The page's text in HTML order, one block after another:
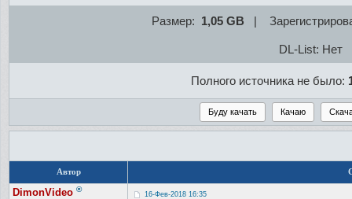
Размер: 1,05 GB |
DL-List: Нет
Полного источника не было:
Автор
DimonVideo ®
16-Фев-2018 16:35